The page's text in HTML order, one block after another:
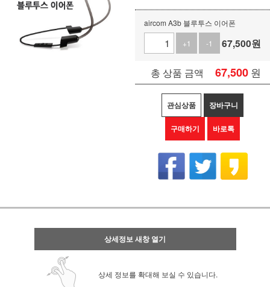
aircom A3b 블루투스 이어폰
+1
-1 67,500원
총 상품 금액 67,500 원
관심상품 장바구니
구매하기 바로톡
상세정보 새창 열기
상세 정보를 확대해 보실 수 있습니다.